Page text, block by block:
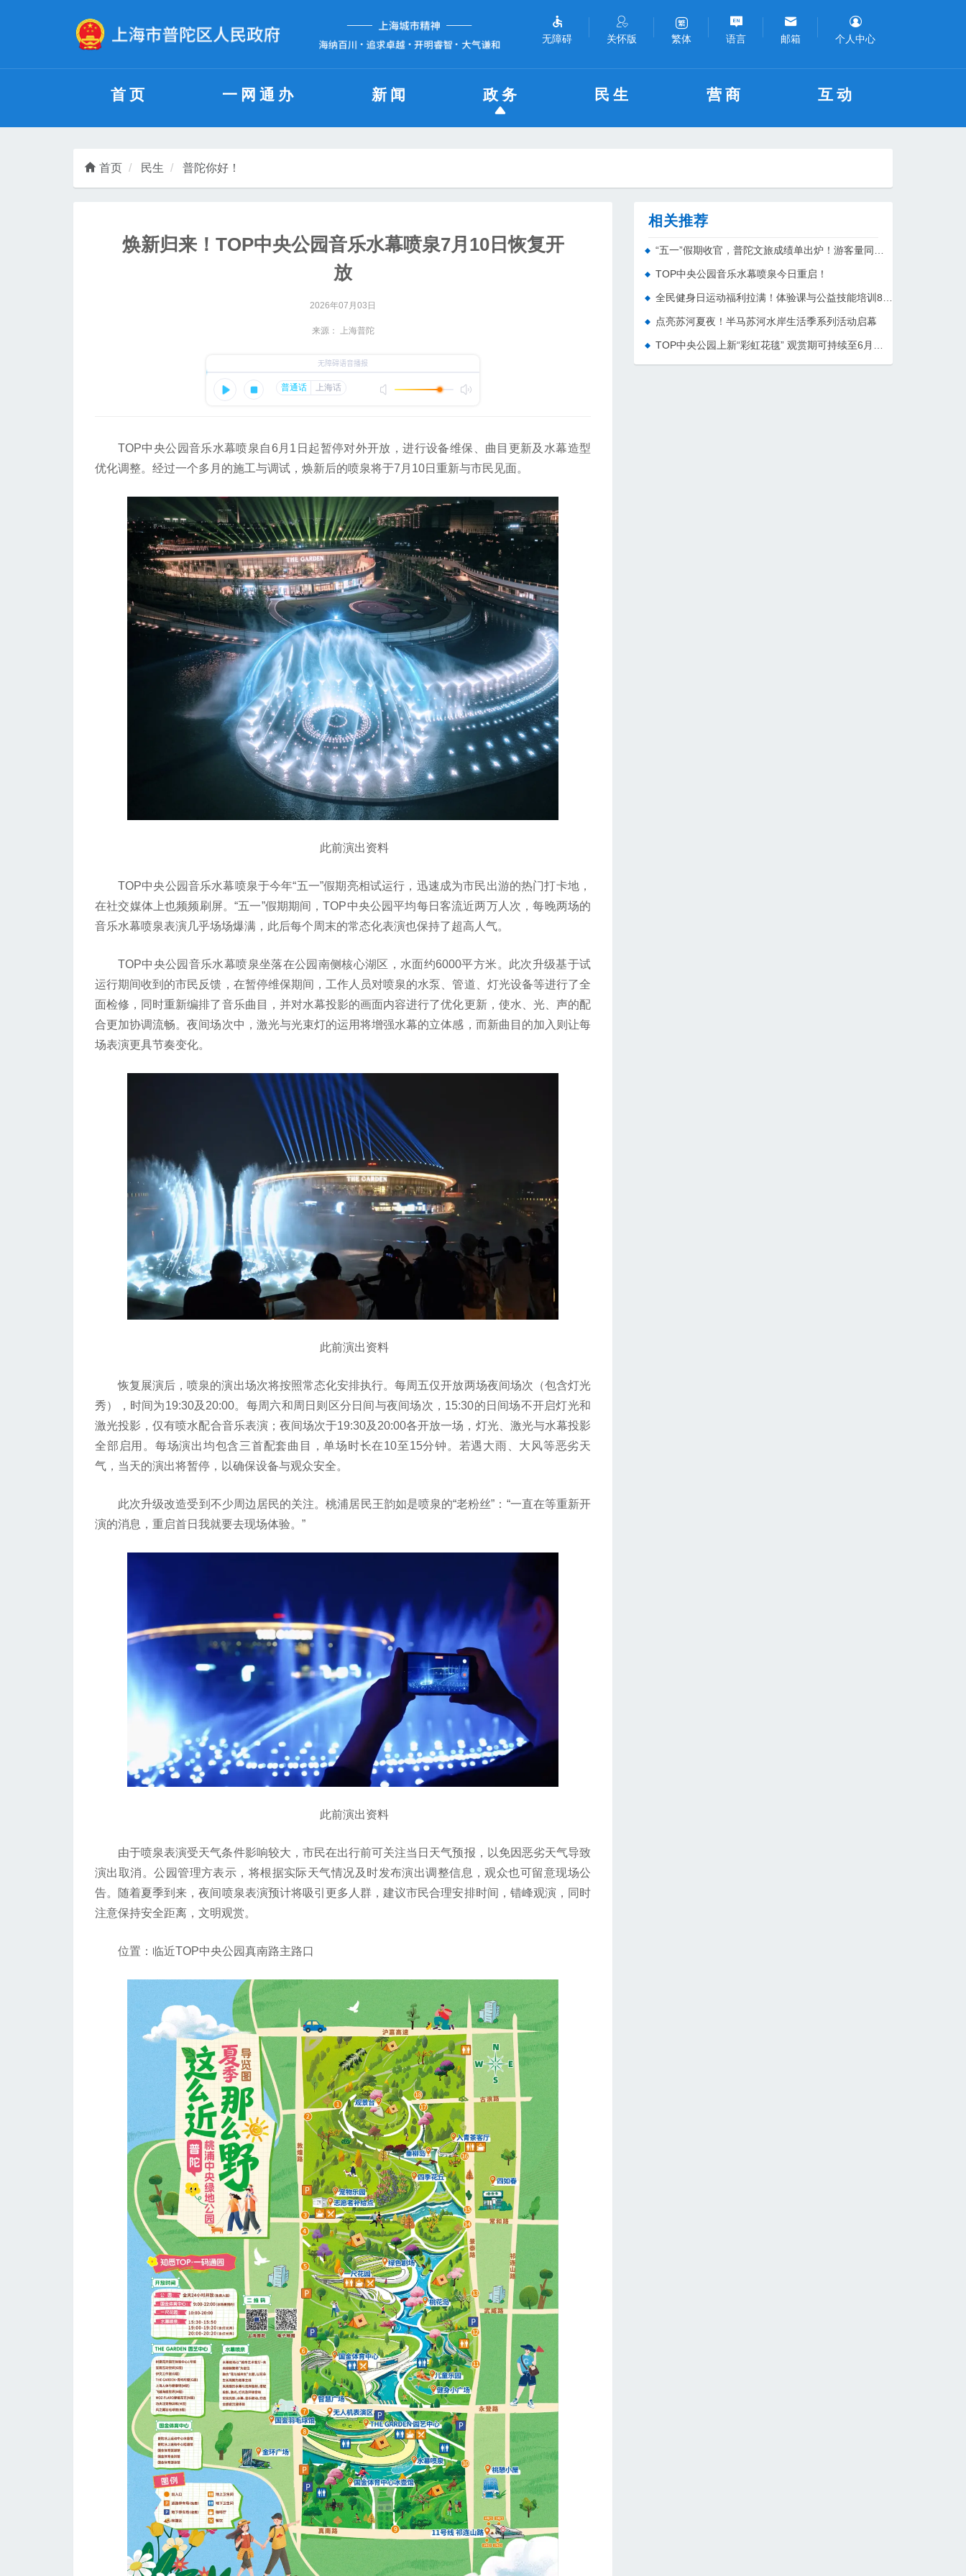
无障碍 关怀版 繁体 语言 邮箱 个人中心
首页 一网通办 新闻 政务 民生 营商 互动
首页 民生 普陀你好！
焕新归来！TOP中央公园音乐水幕喷泉7月10日恢复开
放
2026年07月03日
来源： 上海普陀
TOP中央公园音乐水幕喷泉自6月1日起暂停对外开放，进行设备维保、曲目更新及水幕造型
优化调整。经过一个多月的施工与调试，焕新后的喷泉将于7月10日重新与市民见面。
此前演出资料
TOP中央公园音乐水幕喷泉于今年“五一”假期亮相试运行，迅速成为市民出游的热门打卡地，
在社交媒体上也频频刷屏。“五一”假期期间，TOP中央公园平均每日客流近两万人次，每晚两场的
音乐水幕喷泉表演几乎场场爆满，此后每个周末的常态化表演也保持了超高人气。
TOP中央公园音乐水幕喷泉坐落在公园南侧核心湖区，水面约6000平方米。此次升级基于试
运行期间收到的市民反馈，在暂停维保期间，工作人员对喷泉的水泵、管道、灯光设备等进行了全
面检修，同时重新编排了音乐曲目，并对水幕投影的画面内容进行了优化更新，使水、光、声的配
合更加协调流畅。夜间场次中，激光与光束灯的运用将增强水幕的立体感，而新曲目的加入则让每
场表演更具节奏变化。
此前演出资料
恢复展演后，喷泉的演出场次将按照常态化安排执行。每周五仅开放两场夜间场次（包含灯光
秀），时间为19:30及20:00。每周六和周日则区分日间与夜间场次，15:30的日间场不开启灯光和
激光投影，仅有喷水配合音乐表演；夜间场次于19:30及20:00各开放一场，灯光、激光与水幕投影
全部启用。每场演出均包含三首配套曲目，单场时长在10至15分钟。若遇大雨、大风等恶劣天
气，当天的演出将暂停，以确保设备与观众安全。
此次升级改造受到不少周边居民的关注。桃浦居民王韵如是喷泉的“老粉丝”：“一直在等重新开
演的消息，重启首日我就要去现场体验。”
此前演出资料
由于喷泉表演受天气条件影响较大，市民在出行前可关注当日天气预报，以免因恶劣天气导致
演出取消。公园管理方表示，将根据实际天气情况及时发布演出调整信息，观众也可留意现场公
告。随着夏季到来，夜间喷泉表演预计将吸引更多人群，建议市民合理安排时间，错峰观演，同时
注意保持安全距离，文明观赏。
位置：临近TOP中央公园真南路主路口
相关推荐
TOP中央公园音乐水幕喷泉今日重启！
点亮苏河夏夜！半马苏河水岸生活季系列活动启幕